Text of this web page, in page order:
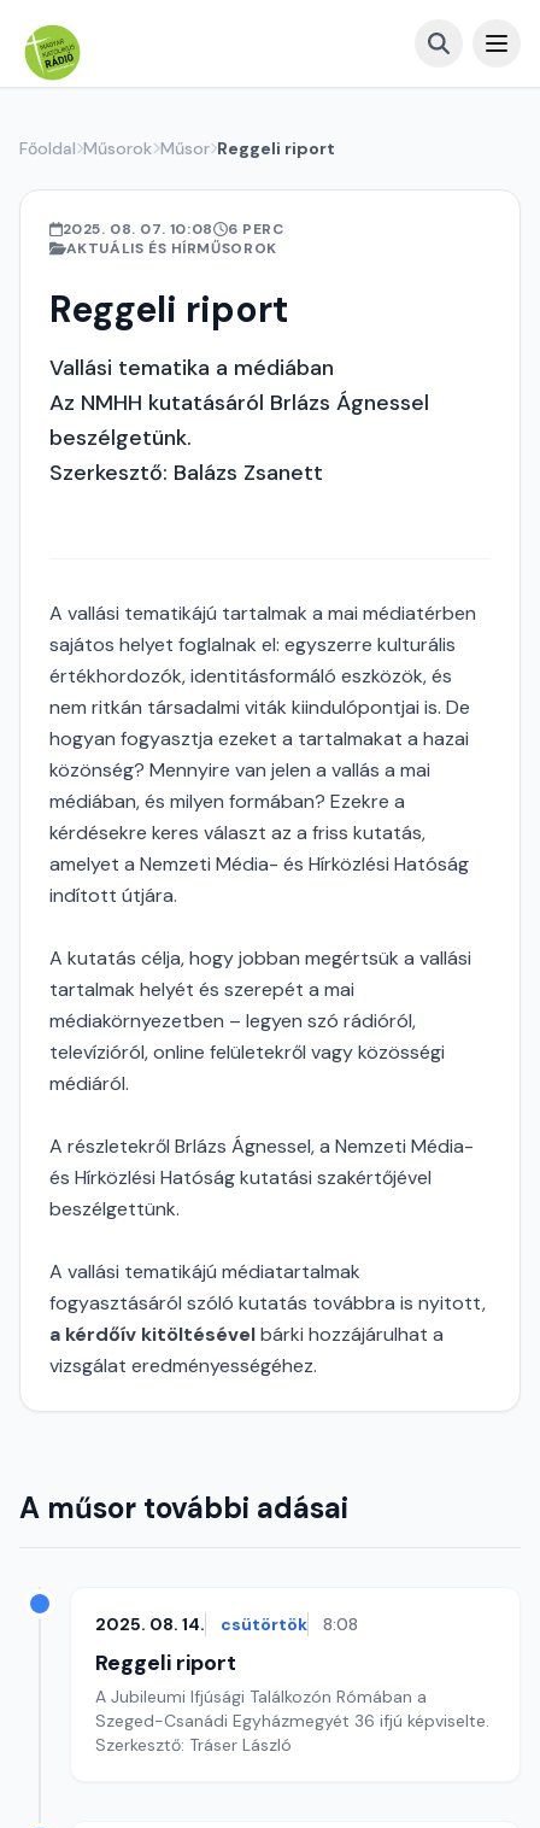
Főoldal Műsorok Műsor Reggeli riport
2025. 08. 07. 10:08
6 PERC
AKTUÁLIS ÉS HÍRMŰSOROK
Reggeli riport
Vallási tematika a médiában
Az NMHH kutatásáról Brlázs Ágnessel
beszélgetünk.
Szerkesztő: Balázs Zsanett
A vallási tematikájú tartalmak a mai médiatérben
sajátos helyet foglalnak el: egyszerre kulturális
értékhordozók, identitásformáló eszközök, és
nem ritkán társadalmi viták kiindulópontjai is. De
hogyan fogyasztja ezeket a tartalmakat a hazai
közönség? Mennyire van jelen a vallás a mai
médiában, és milyen formában? Ezekre a
kérdésekre keres választ az a friss kutatás,
amelyet a Nemzeti Média- és Hírközlési Hatóság
indított útjára.
A kutatás célja, hogy jobban megértsük a vallási
tartalmak helyét és szerepét a mai
médiakörnyezetben – legyen szó rádióról,
televízióról, online felületekről vagy közösségi
médiáról.
A részletekről Brlázs Ágnessel, a Nemzeti Média-
és Hírközlési Hatóság kutatási szakértőjével
beszélgettünk.
A vallási tematikájú médiatartalmak
fogyasztásáról szóló kutatás továbbra is nyitott,
a kérdőív kitöltésévelbárki hozzájárulhat a
vizsgálat eredményességéhez.
A műsor további adásai
2025. 08. 14. csütörtök 8:08
Reggeli riport
A Jubileumi Ifjúsági Találkozón Rómában a
Szeged-Csanádi Egyházmegyét 36 ifjú képviselte.
Szerkesztő: Tráser László